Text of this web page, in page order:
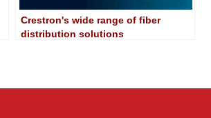
Crestron's wide range of fiber
distribution solutions